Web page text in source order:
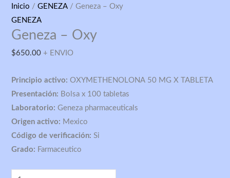
Inicio /GENEZA / Geneza – Oxy
GENEZA
Geneza – Oxy
$650.00 + ENVIO
Principio activo: OXYMETHENOLONA 50 MG X TABLETA
Presentación: Bolsa x 100 tabletas
Laboratorio: Geneza pharmaceuticals
Origen activo: Mexico
Código de verificación: Si
Grado: Farmaceutico
Geneza
-
Oxy
cantidad